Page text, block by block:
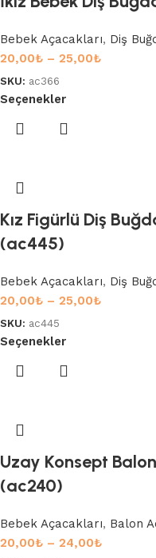
Bebek Açacakları, Diş
20,00₺ – 25,00₺
SKU: ac366
Seçenekler
Kız Figürlü Diş
(ac445)
Bebek Açacakları, Diş
20,00₺ – 25,00₺
SKU: ac445
Seçenekler
Uzay Konsept
(ac240)
Bebek Açacakları, Balon
20,00₺ – 24,00₺